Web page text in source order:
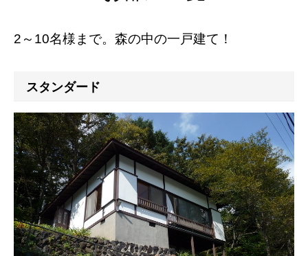
沢山あります。
野鳥の森を散策できるツアーが基本、毎日開催されています。紅
すね。
秋と言えば読書の秋！恒例となった紅葉図書館が開催されます。
読書をしながら紅葉を満喫できる屋外のブックスペースがありま
す。自宅にある本を持ち寄らなくても、400冊もの本があるので
手ぶらでいって、紅葉と読書を楽しむ、コテージライフを堪能
し、紅葉を感じながら読書をする、いつもと違う秋を感じられそ
11日：大型棟/9～10名用にて1棟のみ空室、その他満室で
12日：全棟満室になりました。
14日：スタンダード/2～4名・ ハイクラス1/2～8名用
大型
棟/9～10名用にて各1棟ずつ空室。
15日： ハイクラス1/2～8名用・大型棟/9～10名用にて各1棟
ずつ空室。
22日：スタンダード/2～4名・ハイクラス1/2～8名用・大型
棟/9～10名用にて各1棟ずつ空室。
27日：スタンダード/2～4名・大型棟/9～10名用にて各1棟
19日：スタンダード/2～4名・ハイクラス1/2～8名用
20日：ハイクラス1/2～8名用
21日：ハイクラス1/2～8名用・ 大型棟/9～10名用
にて各1棟
ずつ空室。
22日：ハイクラス1/2～8名用・大型棟/9～10名用にて各1棟
ずつ空室。
23日： ハイクラス1/2～8名用・大型棟/9～10名用にて各1棟
ずつ空室。
26日：スタンダード/2～4名・ハイクラス1/2～8名用・大型
2～10名様まで。森の中の一戸建て！
スタンダード